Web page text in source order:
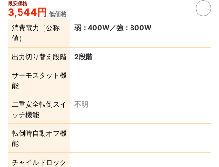
最安価格
3,544円 低価格
消費電力（公称
値）
弱：400W／強：800W
出力切り替え段階 2段階
サーモスタット機
能
二重安全転倒スイ
ッチ機能
不明
転倒時自動オフ機
能
チャイルドロック